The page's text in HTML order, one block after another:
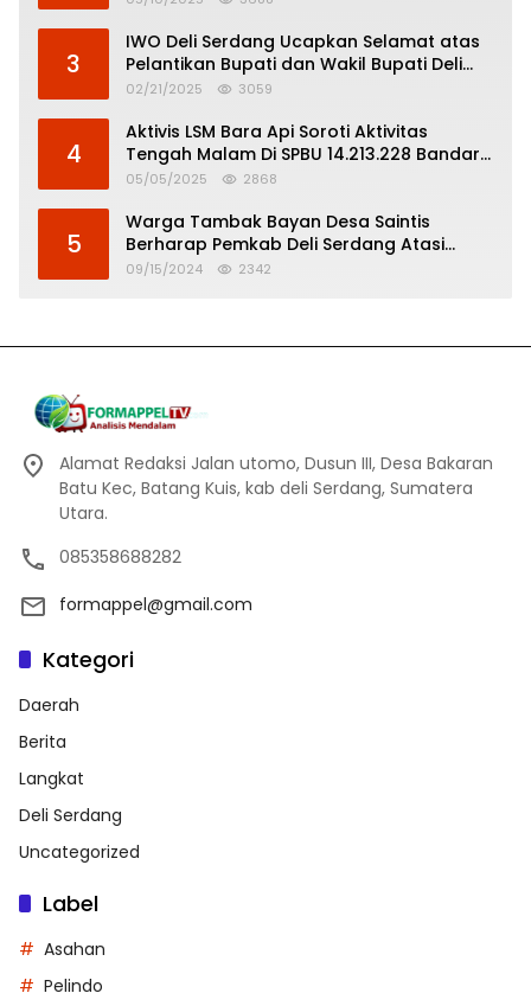
3
IWO Deli Serdang Ucapkan Selamat atas
Pelantikan Bupati dan Wakil Bupati Deli
Serdang
02/21/2025 3059
4
Aktivis LSM Bara Api Soroti Aktivitas
Tengah Malam Di SPBU 14.213.228 Bandar
Tinggi
05/05/2025 2868
5
Warga Tambak Bayan Desa Saintis
Berharap Pemkab Deli Serdang Atasi
Banjir
09/15/2024 2342
Alamat Redaksi Jalan utomo, Dusun III, Desa Bakaran
Batu Kec, Batang Kuis, kab deli Serdang, Sumatera
Utara.
085358688282
formappel@gmail.com
Kategori
Daerah
Berita
Langkat
Deli Serdang
Uncategorized
Label
Asahan
Pelindo